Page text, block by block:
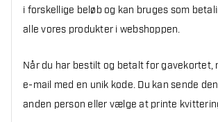
i forskellige beløb og kan bruges som
alle vores produkter i webshoppen.
Når du har bestilt og betalt for gavekortet,
e-mail med en unik kode. Du kan sende
anden person eller vælge at printe